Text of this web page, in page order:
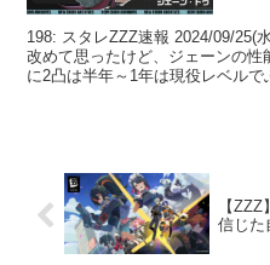
198: スタレZZZ速報 2024/09/25(
改めて思ったけど、ジェーンの
に2凸は半年～1年は現役レベル
【
信じ